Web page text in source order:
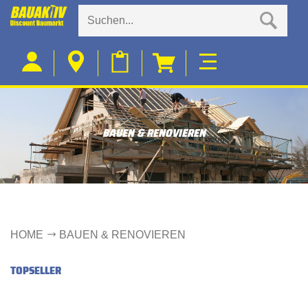
BAUEN & RENOVIEREN
HOME BAUEN & RENOVIEREN
TOPSELLER